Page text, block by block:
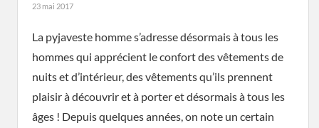
23 mai 2017
La pyjaveste homme s’adresse désormais à tous les
hommes qui apprécient le confort des vêtements de
nuits et d’intérieur, des vêtements qu’ils prennent
plaisir à découvrir et à porter et désormais à tous les
âges ! Depuis quelques années, on note un certain